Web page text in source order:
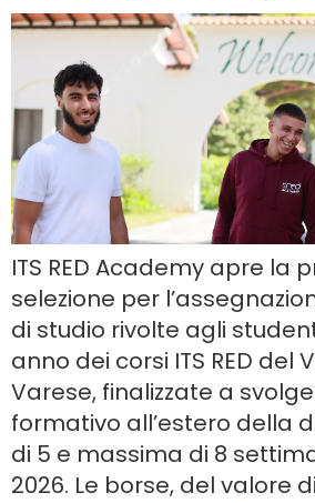
ITS RED Academy apre la
selezione per
di studio rivolte agli
anno dei corsi ITS RED del
Varese, finalizzate a
formativo all’estero della
di 5 e massima di 8
2026. Le borse, del valore